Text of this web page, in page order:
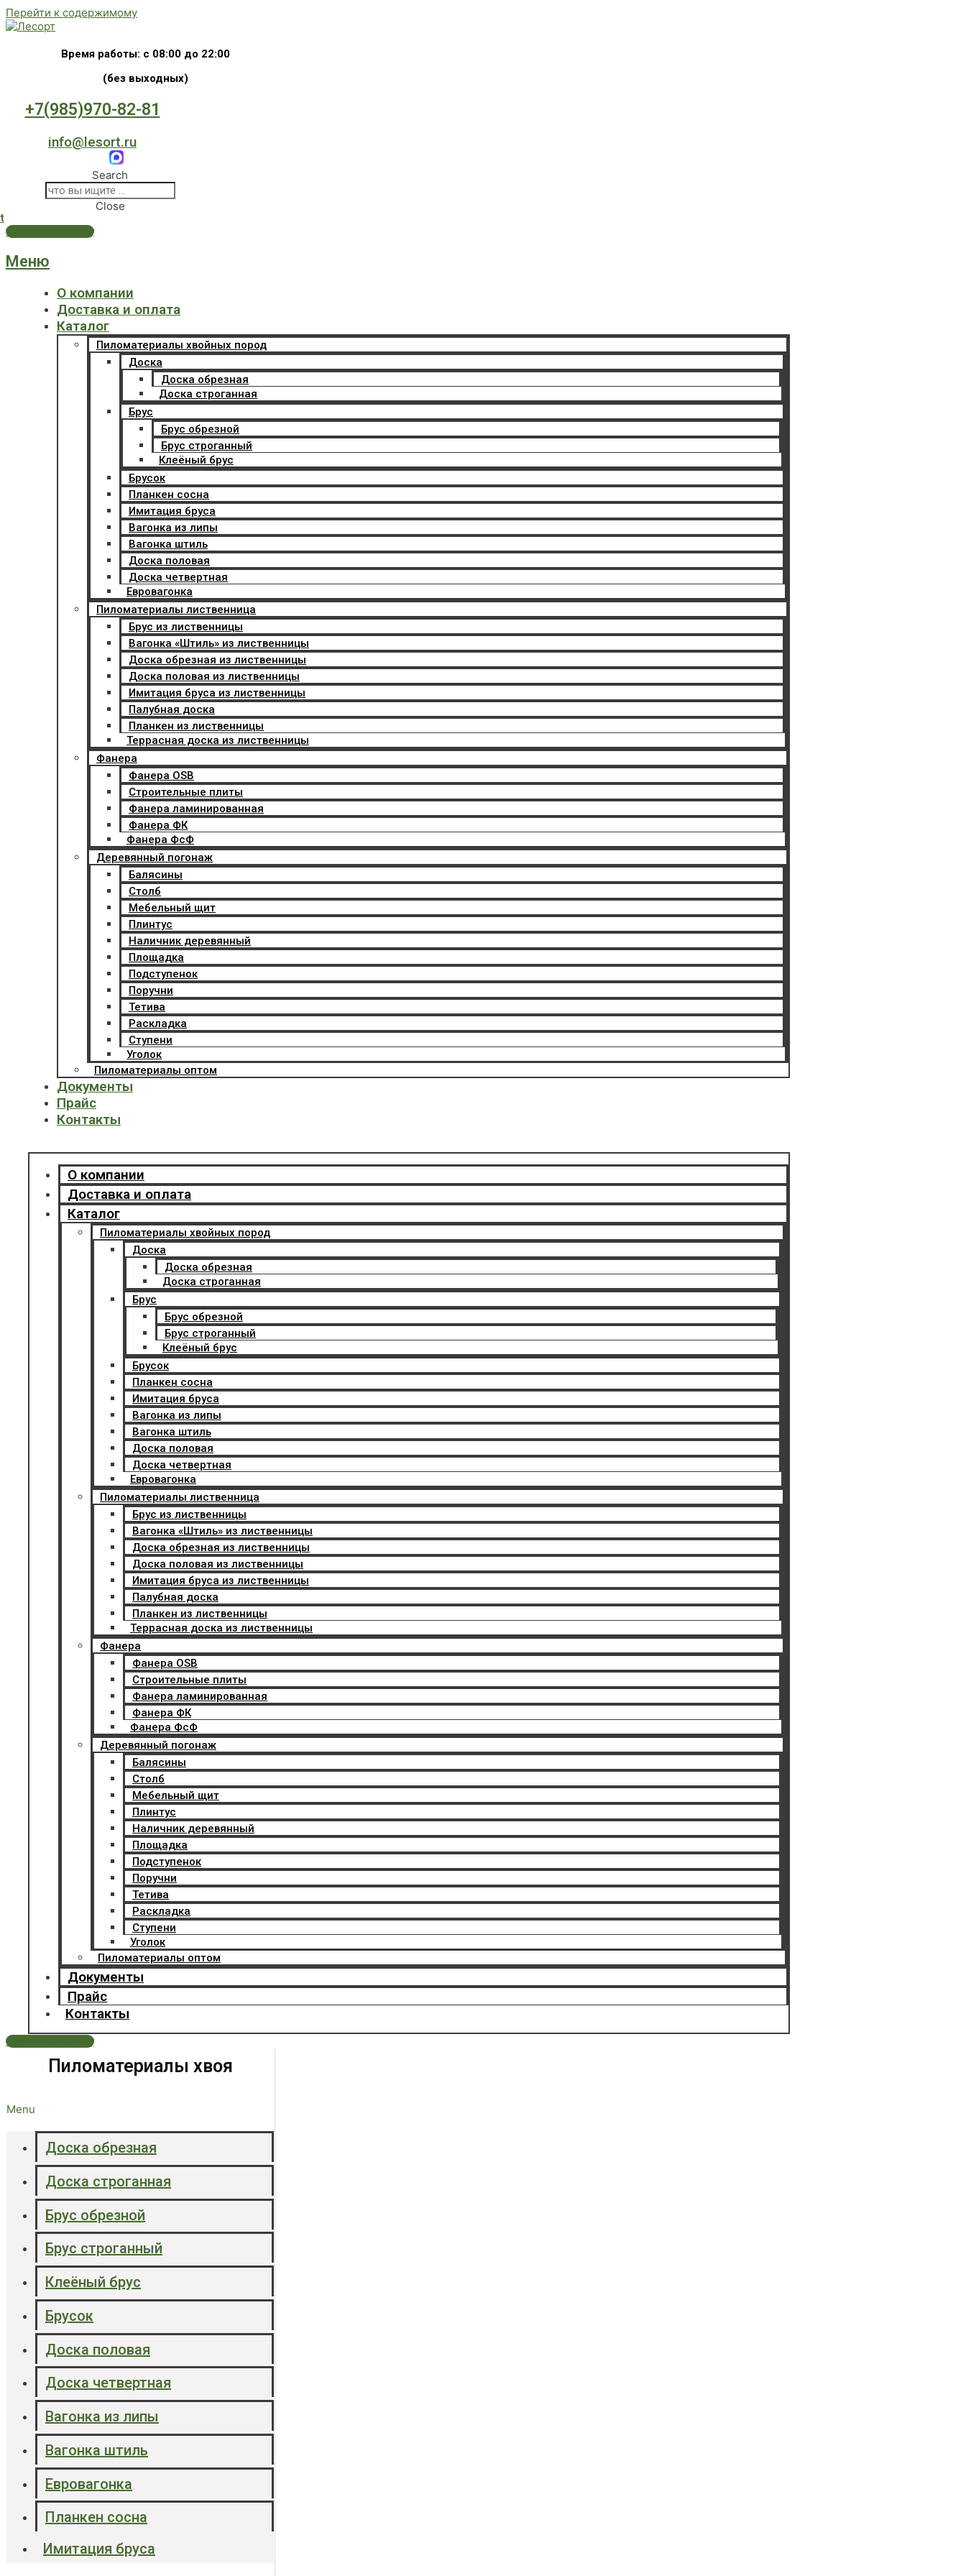
Перейти к содержимому
Время работы: с 08:00 до 22:00
(без выходных)
+7(985)970-82-81
info@lesort.ru
Search
Close
Оставить заявку
Меню
О компании
Доставка и оплата
Каталог
Пиломатериалы хвойных пород
Доска
Доска обрезная
Доска строганная
Брус
Брус обрезной
Брус строганный
Клеёный брус
Брусок
Планкен сосна
Имитация бруса
Вагонка из липы
Вагонка штиль
Доска половая
Доска четвертная
Евровагонка
Пиломатериалы лиственница
Брус из лиственницы
Вагонка «Штиль» из лиственницы
Доска обрезная из лиственницы
Доска половая из лиственницы
Имитация бруса из лиственницы
Палубная доска
Планкен из лиственницы
Террасная доска из лиственницы
Фанера
Фанера OSB
Строительные плиты
Фанера ламинированная
Фанера ФК
Фанера ФсФ
Деревянный погонаж
Балясины
Столб
Мебельный щит
Плинтус
Наличник деревянный
Площадка
Подступенок
Поручни
Тетива
Раскладка
Ступени
Уголок
Пиломатериалы оптом
Документы
Прайс
Контакты
О компании
Доставка и оплата
Каталог
Пиломатериалы хвойных пород
Доска
Доска обрезная
Доска строганная
Брус
Брус обрезной
Брус строганный
Клеёный брус
Брусок
Планкен сосна
Имитация бруса
Вагонка из липы
Вагонка штиль
Доска половая
Доска четвертная
Евровагонка
Пиломатериалы лиственница
Брус из лиственницы
Вагонка «Штиль» из лиственницы
Доска обрезная из лиственницы
Доска половая из лиственницы
Имитация бруса из лиственницы
Палубная доска
Планкен из лиственницы
Террасная доска из лиственницы
Фанера
Фанера OSB
Строительные плиты
Фанера ламинированная
Фанера ФК
Фанера ФсФ
Деревянный погонаж
Балясины
Столб
Мебельный щит
Плинтус
Наличник деревянный
Площадка
Подступенок
Поручни
Тетива
Раскладка
Ступени
Уголок
Пиломатериалы оптом
Документы
Прайс
Контакты
Оставить заявку
Пиломатериалы хвоя
Menu
Доска обрезная
Доска строганная
Брус обрезной
Брус строганный
Клеёный брус
Брусок
Доска половая
Доска четвертная
Вагонка из липы
Вагонка штиль
Евровагонка
Планкен сосна
Имитация бруса